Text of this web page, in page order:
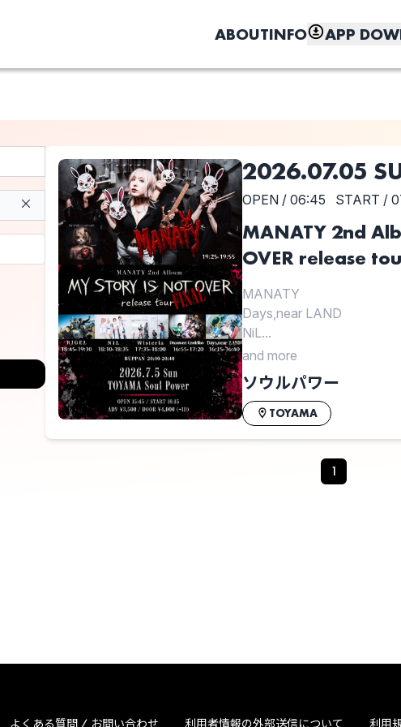
ABOUTINFO APP
と楽しく、もっと便利に。
×
2026.07.05
OPEN / 06:45 START /
MANATY 2nd
OVER release
MANATY
Days,near LAND
NiL...
and more
ソウルパワー
TOYAMA
1
よくある質問 / お問い合わせ 利用者情報の外部送信について 利用